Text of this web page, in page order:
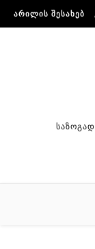
Skip to content
ᲐᲠᲘᲚᲘᲡ ᲨᲔᲡᲐᲮᲔᲑ